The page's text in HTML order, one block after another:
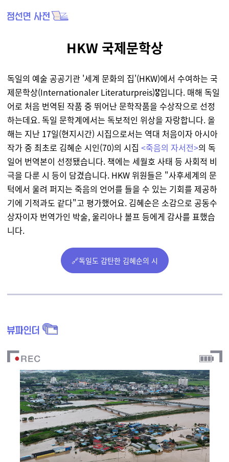
HKW 국제문학상
독일의 예술 공공기관 '세계 문화의 집'(HKW)에서 수여하는 국
제문학상(Internationaler Literaturpreis)🎖️입니다. 매해 독일
어로 처음 번역된 작품 중 뛰어난 문학작품을 수상작으로 선정
하는데요. 독일 문학계에서는 독보적인 위상을 자랑합니다. 올
해는 지난 17일(현지시간) 시집으로서는 역대 처음이자 아시아
작가 중 최초로 김혜순 시인(70)의 시집 <죽음의 자서전>의 독
일어 번역본이 선정됐습니다. 책에는 세월호 사태 등 사회적 비
극을 다룬 시 등이 담겼습니다. HKW 위원들은 "사후세계의 문
턱에서 울려 퍼지는 죽음의 언어를 들을 수 있는 기회를 제공하
기에 기적과도 같다"고 평가했어요. 김혜순은 소감으로 공동수
상자이자 번역가인 박술, 울리아나 볼프 등에게 감사를 표했습
니다.
🔗독일도 감탄한 김혜순의 시